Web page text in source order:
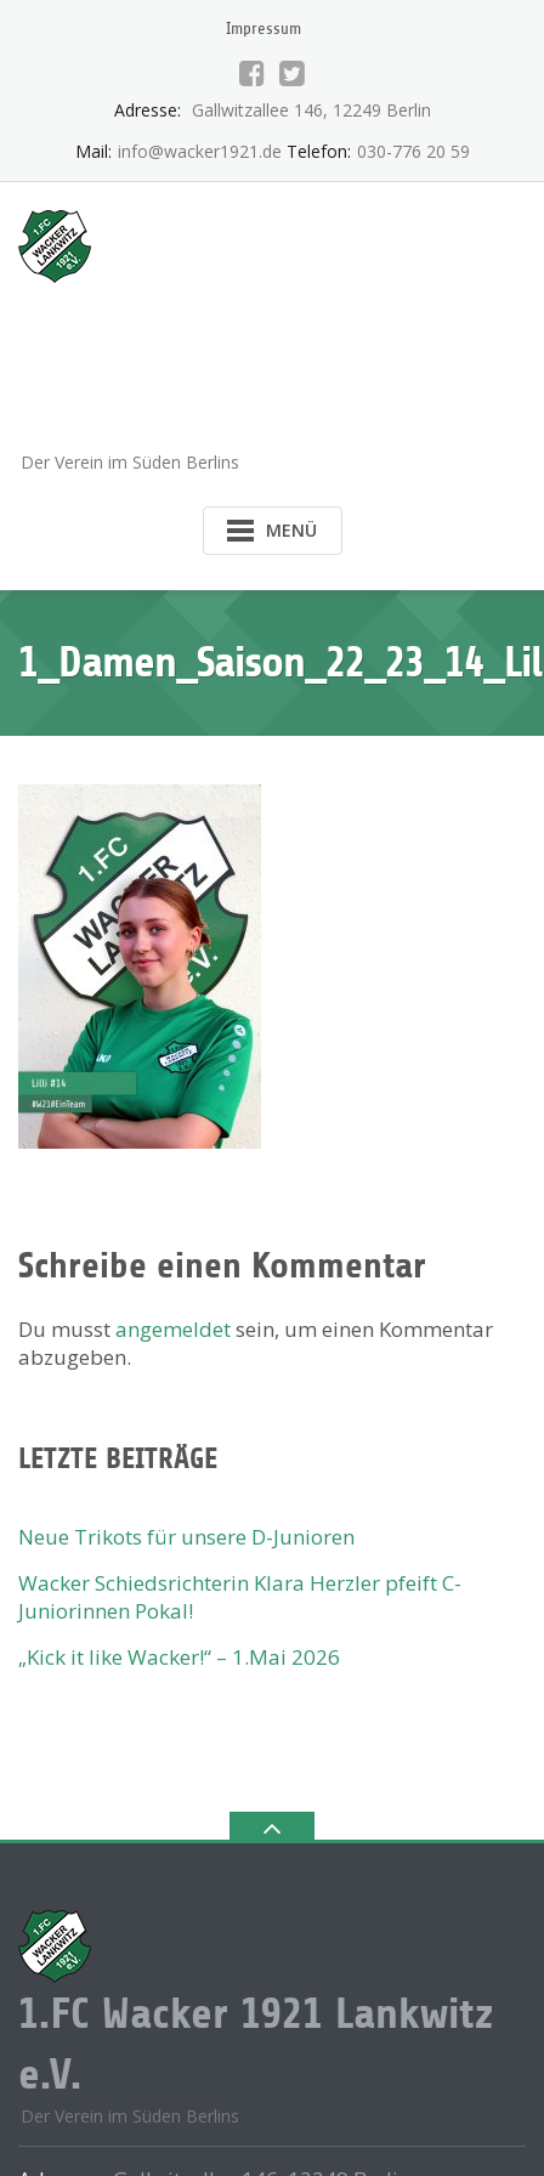
Impressum
Adresse: Gallwitzallee 146, 12249 Berlin
Mail: info@wacker1921.de Telefon: 030-776 20 59
Der Verein im Süden Berlins
MENÜ
Schreibe einen Kommentar
Du musstangemeldetsein, um einen Kommentar
abzugeben.
LETZTE BEITRÄGE
Neue Trikots für unsere D-Junioren
Wacker Schiedsrichterin Klara Herzler pfeift C-
Juniorinnen Pokal!
„Kick it like Wacker!“ – 1.Mai 2026
1.FC Wacker 1921 Lankwitz
e.V.
Der Verein im Süden Berlins